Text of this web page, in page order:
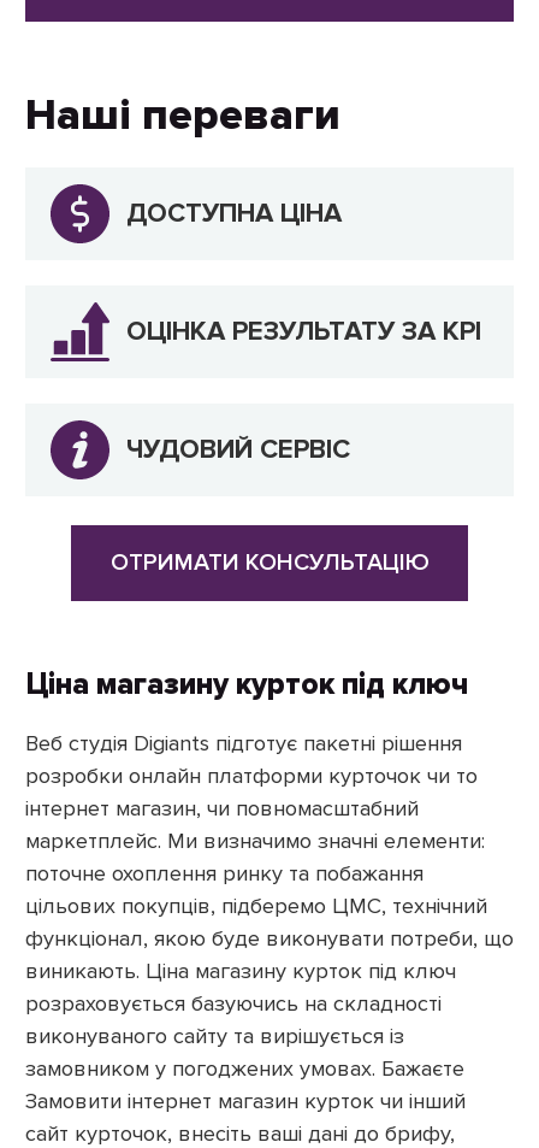
Наші переваги
ДОСТУПНА ЦІНА
ОЦІНКА РЕЗУЛЬТАТУ ЗА KPI
ЧУДОВИЙ СЕРВІС
ОТРИМАТИ КОНСУЛЬТАЦІЮ
Ціна магазину курток під ключ
Веб студія Digiants підготує пакетні рішення
розробки онлайн платформи курточок чи то
інтернет магазин, чи повномасштабний
маркетплейс. Ми визначимо значні елементи:
поточне охоплення ринку та побажання
цільових покупців, підберемо ЦМС, технічний
функціонал, якою буде виконувати потреби, що
виникають. Ціна магазину курток під ключ
розраховується базуючись на складності
виконуваного сайту та вирішується із
замовником у погоджених умовах. Бажаєте
Замовити інтернет магазин курток чи інший
сайт курточок, внесіть ваші дані до брифу,